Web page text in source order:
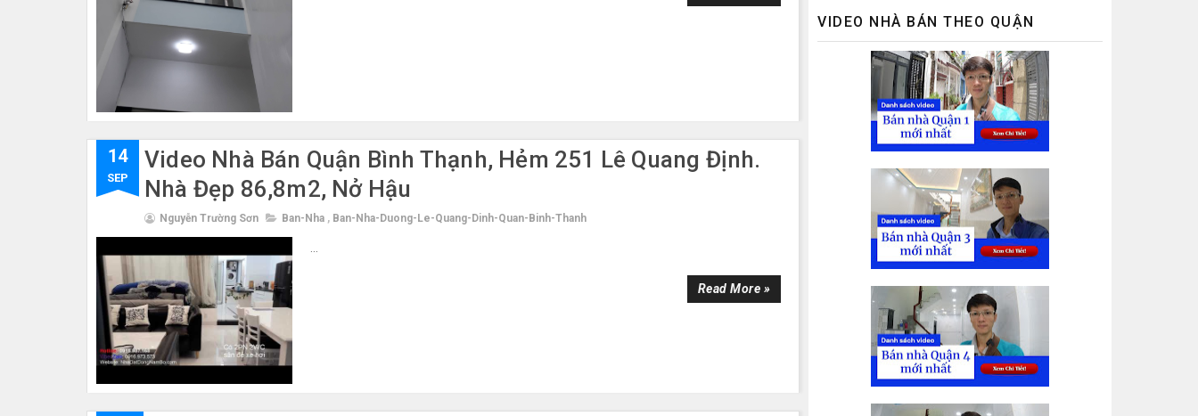
14
SEP
Video Nhà Bán Quận Bình Thạnh, Hẻm 251 Lê Quang Định.
Nhà Đẹp 86,8m2, Nở Hậu
Nguyễn Trường Sơn Ban-Nha , Ban-Nha-Duong-Le-Quang-Dinh-Quan-Binh-Thanh
...
Read More »
VIDEO NHÀ BÁN THEO QUẬN